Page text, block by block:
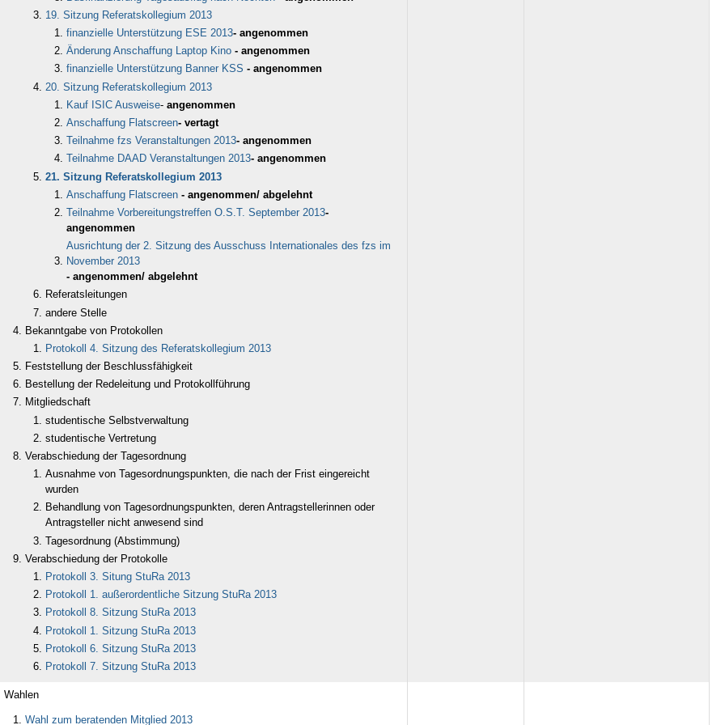
19. Sitzung Referatskollegium 2013
finanzielle Unterstützung ESE 2013- angenommen
Änderung Anschaffung Laptop Kino - angenommen
finanzielle Unterstützung Banner KSS - angenommen
20. Sitzung Referatskollegium 2013
Kauf ISIC Ausweise-angenommen
Anschaffung Flatscreen- vertagt
Teilnahme fzs Veranstaltungen 2013- angenommen
Teilnahme DAAD Veranstaltungen 2013- angenommen
21. Sitzung Referatskollegium 2013
Anschaffung Flatscreen - angenommen/ abgelehnt
Teilnahme Vorbereitungstreffen O.S.T. September 2013-
angenommen
Ausrichtung der 2. Sitzung des Ausschuss Internationales des fzs im
November 2013
- angenommen/ abgelehnt
Referatsleitungen
andere Stelle
Bekanntgabe von Protokollen
Protokoll 4. Sitzung des Referatskollegium 2013
Feststellung der Beschlussfähigkeit
Bestellung der Redeleitung und Protokollführung
Mitgliedschaft
studentische Selbstverwaltung
studentische Vertretung
Verabschiedung der Tagesordnung
Ausnahme von Tagesordnungspunkten, die nach der Frist eingereicht
wurden
Behandlung von Tagesordnungspunkten, deren Antragstellerinnen oder
Antragsteller nicht anwesend sind
Tagesordnung (Abstimmung)
Verabschiedung der Protokolle
Protokoll 3. Situng StuRa 2013
Protokoll 1. außerordentliche Sitzung StuRa 2013
Protokoll 8. Sitzung StuRa 2013
Protokoll 1. Sitzung StuRa 2013
Protokoll 6. Sitzung StuRa 2013
Protokoll 7. Sitzung StuRa 2013
Wahlen
Wahl zum beratenden Mitglied 2013